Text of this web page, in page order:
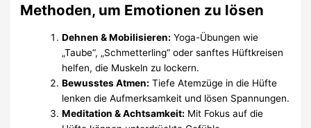
Methoden, um Emotionen zu lösen
Dehnen & Mobilisieren: Yoga-Übungen wie
„Taube“, „Schmetterling“ oder sanftes Hüftkreisen
helfen, die Muskeln zu lockern.
Bewusstes Atmen: Tiefe Atemzüge in die Hüfte
lenken die Aufmerksamkeit und lösen Spannungen.
Meditation & Achtsamkeit: Mit Fokus auf die